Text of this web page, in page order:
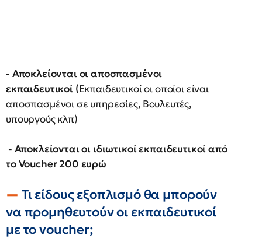
- Αποκλείονται οι αποσπασμένοι
εκπαιδευτικοί (Εκπαιδευτικοί οι οποίοι είναι
αποσπασμένοι σε υπηρεσίες, Βουλευτές,
υπουργούς κλπ)
- Αποκλείονται οι ιδιωτικοί εκπαιδευτικοί από
το Voucher 200 ευρώ
Τι είδους εξοπλισμό θα μπορούν
να προμηθευτούν οι εκπαιδευτικοί
με το voucher;